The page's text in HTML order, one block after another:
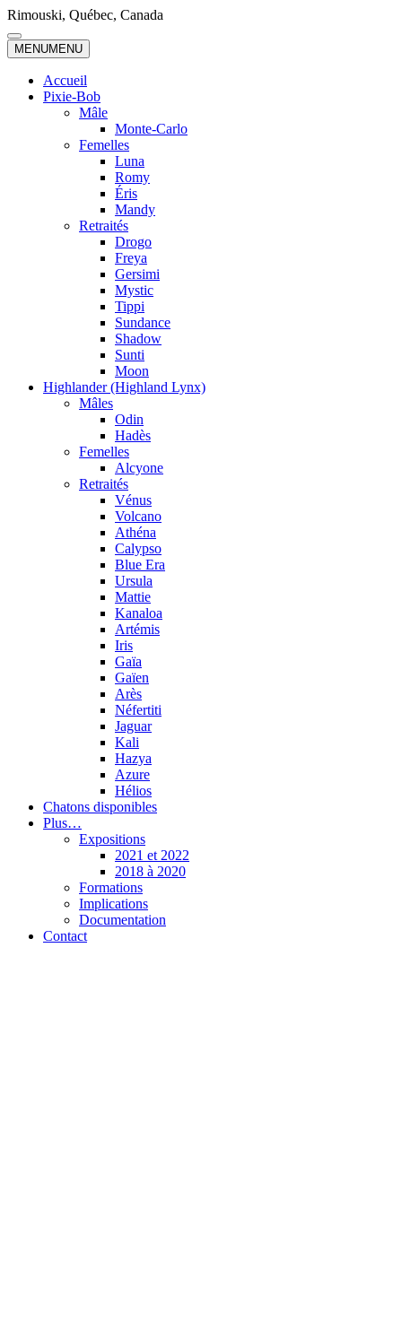
Skip
to
content
Rimouski, Québec, Canada
MENUMENU
Accueil
Pixie-Bob
Mâle
Monte-Carlo
Femelles
Luna
Romy
Éris
Mandy
Retraités
Drogo
Freya
Gersimi
Mystic
Tippi
Sundance
Shadow
Sunti
Moon
Highlander (Highland Lynx)
Mâles
Odin
Hadès
Femelles
Alcyone
Retraités
Vénus
Volcano
Athéna
Calypso
Blue Era
Ursula
Mattie
Kanaloa
Artémis
Iris
Gaïa
Gaïen
Arès
Néfertiti
Jaguar
Kali
Hazya
Azure
Hélios
Chatons disponibles
Plus…
Expositions
2021 et 2022
2018 à 2020
Formations
Implications
Documentation
Contact